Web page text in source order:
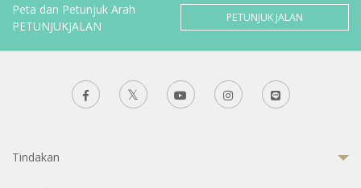
Peta dan Petunjuk Arah
PETUNJUKJALAN
PETUNJUK JALAN
Tindakan